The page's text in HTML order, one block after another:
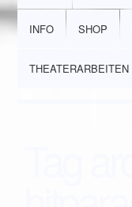
INFO SHOP
THEATERARBEITEN